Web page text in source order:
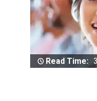
Read Time: